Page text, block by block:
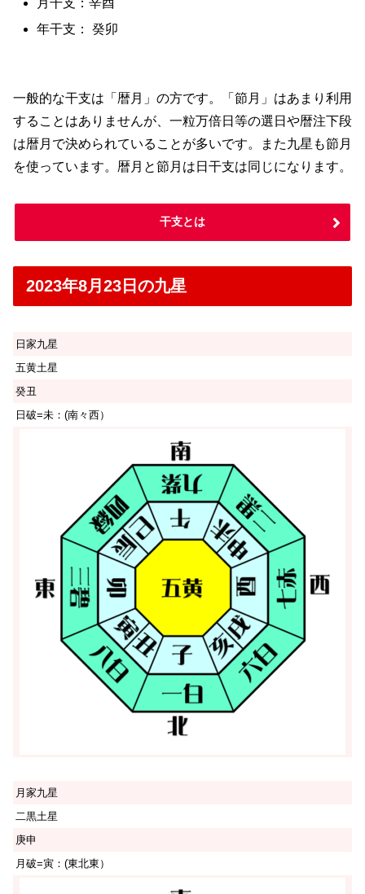
月干支：辛酉
年干支： 癸卯
一般的な干支は「暦月」の方です。「節月」はあまり利用
することはありませんが、一粒万倍日等の選日や暦注下段
は暦月で決められていることが多いです。また九星も節月
を使っています。暦月と節月は日干支は同じになります。
干支とは
2023年8月23日の九星
日家九星
五黄土星
癸丑
日破=未：(南々西）
月家九星
二黒土星
庚申
月破=寅：(東北東）